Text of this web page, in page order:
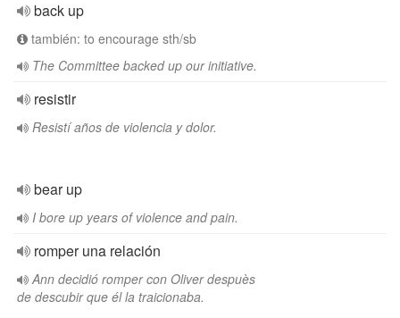
back up
también: to encourage sth/sb
The Committee backed up our initiative.
resistir
Resistí años de violencia y dolor.
bear up
I bore up years of violence and pain.
romper una relación
Ann decidió romper con Oliver despuès
de descubir que él la traicionaba.